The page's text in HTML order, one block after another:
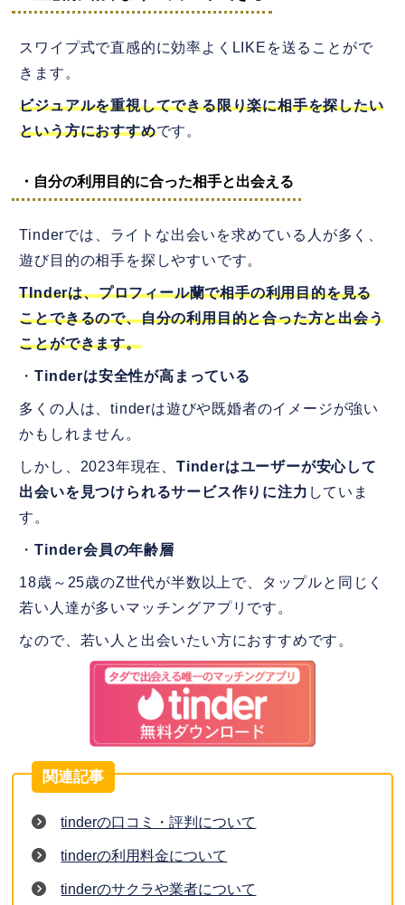
スワイプ式で直感的に効率よくLIKEを送ることがで
きます。
ビジュアルを重視してできる限り楽に相手を探したい
という方におすすめです。
・自分の利用目的に合った相手と出会える
Tinderでは、ライトな出会いを求めている人が多く、
遊び目的の相手を探しやすいです。
TInderは、プロフィール蘭で相手の利用目的を見る
ことできるので、自分の利用目的と合った方と出会う
ことができます。
・Tinderは安全性が高まっている
多くの人は、tinderは遊びや既婚者のイメージが強い
かもしれません。
しかし、2023年現在、Tinderはユーザーが安心して
出会いを見つけられるサービス作りに注力 していま
す。
・Tinder会員の年齢層
18歳～25歳のZ世代が半数以上で、タップルと同じく
若い人達が多いマッチングアプリです。
なので、若い人と出会いたい方におすすめです。
tinderの口コミ・評判について
tinderの利用料金について
tinderのサクラや業者について